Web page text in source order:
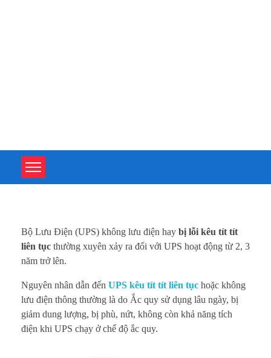
S
ử
l
ỗ
Bộ Lưu Điện (UPS) không lưu điện hay bị lỗi kêu tít tít
liên tục thường xuyên xảy ra đối với UPS hoạt động từ 2, 3
năm trở lên.
Nguyên nhân dẫn đến UPS kêu tít tít liên tục hoặc không
lưu điện thông thường là do Ắc quy sử dụng lâu ngày, bị
giảm dung lượng, bị phù, nứt, không còn khả năng tích
điện khi UPS chạy ở chế độ ắc quy.